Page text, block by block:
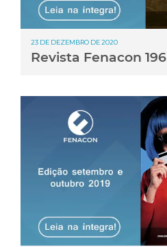
23 DE DEZEMBRO DE 2020
Revista Fenacon 196